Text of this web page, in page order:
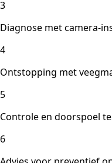
3
Diagnose met camera-
4
Ontstopping met
5
Controle en doorspoel
6